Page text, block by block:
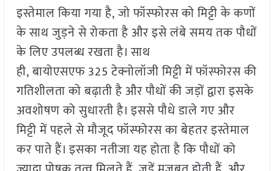
इस्तेमाल किया गया है, जो फॉस्फोरस को मिट्टी के कणों
के साथ जुड़ने से रोकता है और इसे लंबे समय तक पौधों
के लिए उपलब्ध रखता है। साथ
ही, बायोएसएफ 325 टेक्नोलॉजी मिट्टी में फॉस्फोरस की
गतिशीलता को बढ़ाती है और पौधों की जड़ों द्वारा इसके
अवशोषण को सुधारती है। इससे पौधे डाले गए और
मिट्टी में पहले से मौजूद फॉस्फोरस का बेहतर इस्तेमाल
कर पाते हैं। इसका नतीजा यह होता है कि पौधों को